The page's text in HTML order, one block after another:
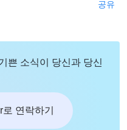
공유
쁜 소식이 당신과 당신
연락하기